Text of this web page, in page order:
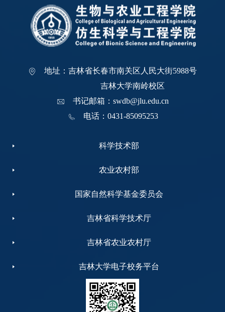
地址：吉林省长春市南关区人民大街5988号
吉林大学南岭校区
书记邮箱：swdb@jlu.edu.cn
电话：0431-85095253
科学技术部
农业农村部
国家自然科学基金委员会
吉林省科学技术厅
吉林省农业农村厅
吉林大学电子校务平台